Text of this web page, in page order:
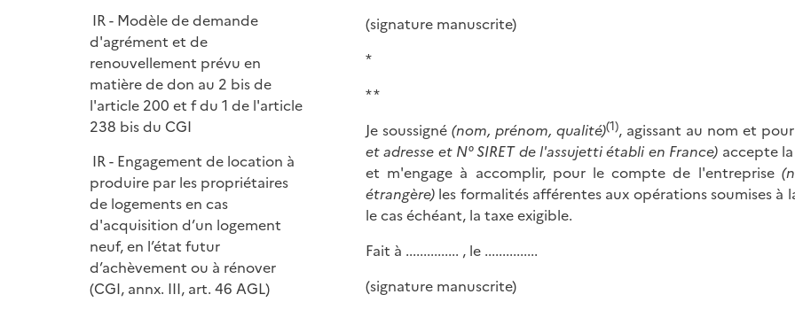
IR - Modèle de demande
d'agrément et de
renouvellement prévu en
matière de don au 2 bis de
l'article 200 et f du 1 de l'article
238 bis du CGI
IR - Engagement de location à
produire par les propriétaires
de logements en cas
d'acquisition d’un logement
neuf, en l’état futur
d’achèvement ou à rénover
(CGI, annx. III, art. 46 AGL)
(signature manuscrite)
*
* *
Je soussigné (nom, prénom, qualité)(1), agissant au nom et
et adresse et N° SIRET de l'assujetti établi en France) accepte
et m'engage à accomplir, pour le compte de l'entreprise
étrangère) les formalités afférentes aux opérations soumises
le cas échéant, la taxe exigible.
Fait à ............... , le ...............
(signature manuscrite)